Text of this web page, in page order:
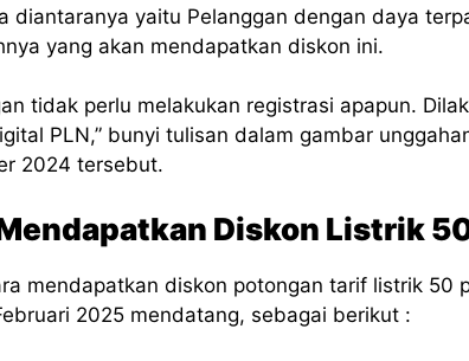
diantaranya yaitu Pelanggan dengan daya
yang akan mendapatkan diskon ini.
tidak perlu melakukan registrasi apapun.
PLN,” bunyi tulisan dalam gambar
2024 tersebut.
Diskon Listrik
mendapatkan diskon potongan tarif listrik 50
2025 mendatang, sebagai berikut :